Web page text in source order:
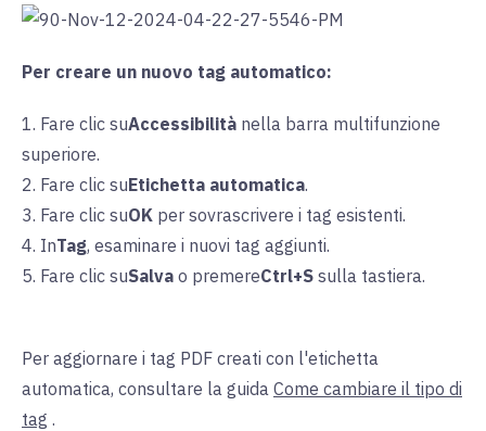
Per creare un nuovo tag automatico:
1. Fare clic suAccessibilità nella barra multifunzione
superiore.
2. Fare clic suEtichetta automatica.
3. Fare clic suOK per sovrascrivere i tag esistenti.
4. InTag, esaminare i nuovi tag aggiunti.
5. Fare clic suSalva o premereCtrl+S sulla tastiera.
Per aggiornare i tag PDF creati con l'etichetta
automatica, consultare la guida Come cambiare il tipo di
tag .